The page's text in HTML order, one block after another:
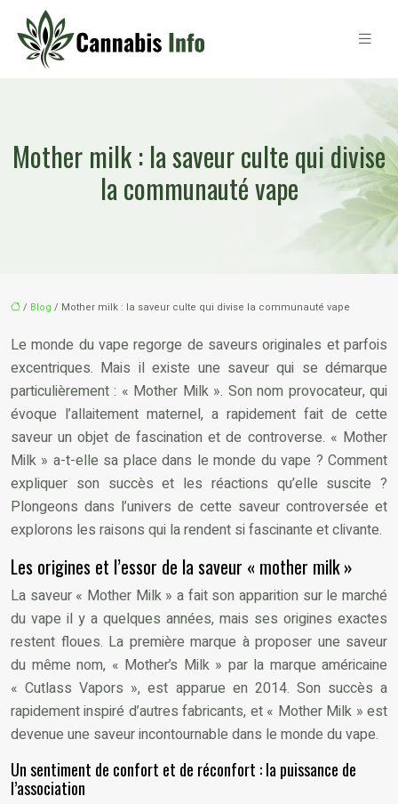
Mother milk : la saveur culte qui divise
la communauté vape
/ Blog / Mother milk : la saveur culte qui divise la communauté vape
Le monde du vape regorge de saveurs originales et parfois
excentriques. Mais il existe une saveur qui se démarque
particulièrement : « Mother Milk ». Son nom provocateur, qui
évoque l’allaitement maternel, a rapidement fait de cette
saveur un objet de fascination et de controverse. « Mother
Milk » a-t-elle sa place dans le monde du vape ? Comment
expliquer son succès et les réactions qu’elle suscite ?
Plongeons dans l’univers de cette saveur controversée et
explorons les raisons qui la rendent si fascinante et clivante.
Les origines et l’essor de la saveur « mother milk »
La saveur « Mother Milk » a fait son apparition sur le marché
du vape il y a quelques années, mais ses origines exactes
restent floues. La première marque à proposer une saveur
du même nom, « Mother’s Milk » par la marque américaine
« Cutlass Vapors », est apparue en 2014. Son succès a
rapidement inspiré d’autres fabricants, et « Mother Milk » est
devenue une saveur incontournable dans le monde du vape.
Un sentiment de confort et de réconfort : la puissance de
l’association